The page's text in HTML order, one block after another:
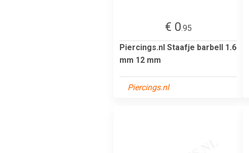
€ 0.95
Piercings.nl Staafje barbell 1.6
mm 12 mm
Piercings.nl